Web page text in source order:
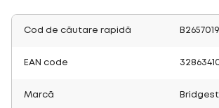
Cod de căutare rapidă
EAN code
Marcă